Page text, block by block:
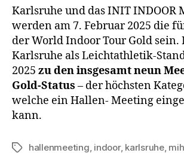
Karlsruhe und das INIT INDOOR
werden am 7. Februar 2025 die
der World Indoor Tour Gold sein.
Karlsruhe als Leichtathletik-
2025 zu den insgesamt neun
Gold-Status – der höchsten
welche ein Hallen- Meeting
kann.
Schlagwörter
hallenmeeting, indoor, karlsruhe,